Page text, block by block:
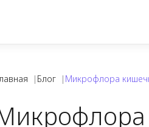
| Блог | Микрофлора